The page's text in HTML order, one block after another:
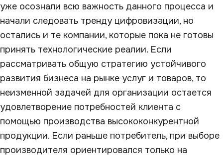
уже осознали всю важность данного процесса и
начали следовать тренду цифровизации, но
остались и те компании, которые пока не готовы
принять технологические реалии. Если
рассматривать общую стратегию устойчивого
развития бизнеса на рынке услуг и товаров, то
неизменной задачей для организации остается
удовлетворение потребностей клиента с
помощью производства высококонкурентной
продукции. Если раньше потребитель, при выборе
производителя ориентировался только на